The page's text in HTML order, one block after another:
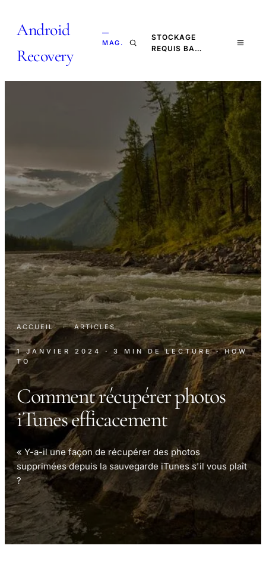
Android
Recovery
—
MAG.
STOCKAGE
REQUIS BA…
ACCUEIL · ARTICLES
1 JANVIER 2024 · 3 MIN DE LECTURE · HOW
TO
Comment récupérer photos
iTunes efficacement
« Y-a-il une façon de récupérer des photos
supprimées depuis la sauvegarde iTunes s'il vous plaît
?